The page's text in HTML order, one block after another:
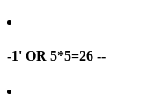
-1' OR 5*5=26 --